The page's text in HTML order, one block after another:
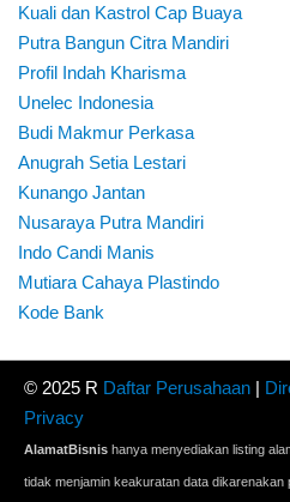
Kuali dan Kastrol Cap Buaya
Putra Bangun Citra Mandiri
Profil Indah Kharisma
Unelec Indonesia
Budi Makmur Perkasa
Anugrah Setia Lestari
Kunango Jantan
Nusaraya Putra Mandiri
Indo Candi Manis
Mutiara Cahaya Plastindo
Kode Bank
© 2025 R Daftar Perusahaan |
Privacy
AlamatBisnis hanya menyediakan listing
tidak menjamin keakuratan data dikarenakan